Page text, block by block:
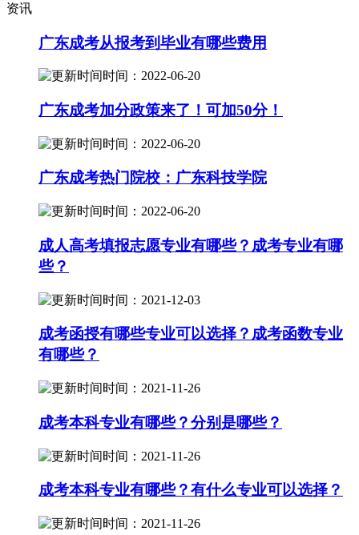
资讯
广东成考从报考到毕业有哪些费用
时间：2022-06-20
广东成考加分政策来了！可加50分！
时间：2022-06-20
广东成考热门院校：广东科技学院
时间：2022-06-20
成人高考填报志愿专业有哪些？成考专业有哪
些？
时间：2021-12-03
成考函授有哪些专业可以选择？成考函数专业
有哪些？
时间：2021-11-26
成考本科专业有哪些？分别是哪些？
时间：2021-11-26
成考本科专业有哪些？有什么专业可以选择？
时间：2021-11-26